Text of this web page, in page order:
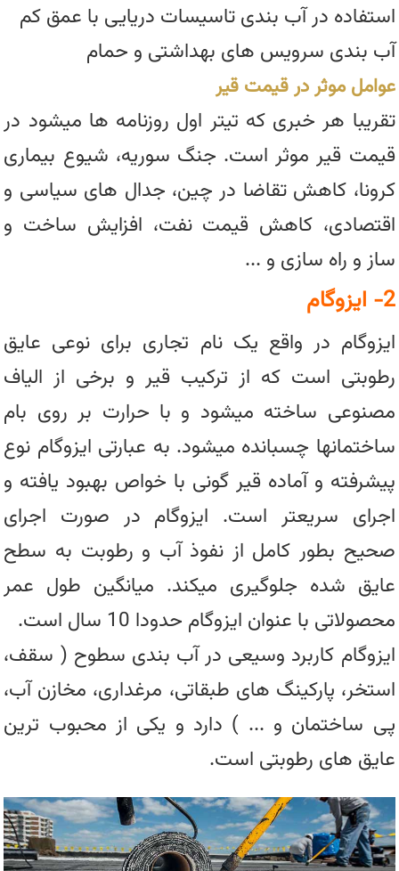
استفاده در آب بندی تاسیسات دریایی با عمق کم
آب بندی سرویس های بهداشتی و حمام
عوامل موثر در قیمت قیر
تقریبا هر خبری که تیتر اول روزنامه ها میشود در
قیمت قیر موثر است. جنگ سوریه، شیوع بیماری
کرونا، کاهش تقاضا در چین، جدال های سیاسی و
اقتصادی، کاهش قیمت نفت، افزایش ساخت و
ساز و راه سازی و ...
2- ایزوگام
ایزوگام در واقع یک نام تجاری برای نوعی عایق
رطوبتی است که از ترکیب قیر و برخی از الیاف
مصنوعی ساخته میشود و با حرارت بر روی بام
ساختمانها چسبانده میشود. به عبارتی ایزوگام نوع
پیشرفته و آماده قیر گونی با خواص بهبود یافته و
اجرای سریعتر است. ایزوگام در صورت اجرای
صحیح بطور کامل از نفوذ آب و رطوبت به سطح
عایق شده جلوگیری میکند. میانگین طول عمر
محصولاتی با عنوان ایزوگام حدودا 10 سال است.
ایزوگام کاربرد وسیعی در آب بندی سطوح ( سقف،
استخر، پارکینگ های طبقاتی، مرغداری، مخازن آب،
پی ساختمان و ... ) دارد و یکی از محبوب ترین
عایق های رطوبتی است.